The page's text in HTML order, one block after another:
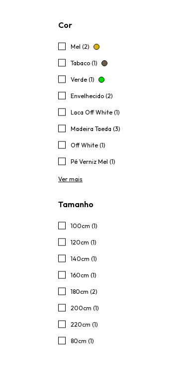
Cor
Mel (2)
Tabaco (1)
Verde (1)
Envelhecido (2)
Laca Off White (1)
Madeira Taeda (3)
Off White (1)
Pé Verniz Mel (1)
Ver mais
Tamanho
100cm (1)
120cm (1)
140cm (1)
160cm (1)
180cm (2)
200cm (1)
220cm (1)
80cm (1)